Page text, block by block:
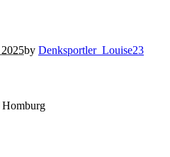
by Denksportler_Louise23